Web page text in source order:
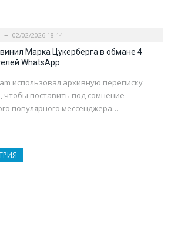
02/02/2026 18:14
Марка Цукерберга в обмане 4
WhatsApp
использовал архивную переписку
чтобы поставить под сомнение
популярного мессенджера…